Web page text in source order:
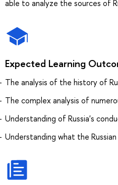
able to analyze the sources of
Expected Learning
The analysis of the history of
The complex analysis of
Understanding of Russia's
Understanding what the